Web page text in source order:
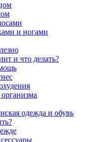
и ногами
и что делать?
одежда и обувь